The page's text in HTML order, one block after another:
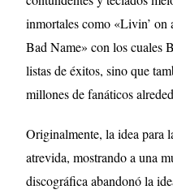
inmortales como «Livin’ on
Bad Name» con los cuales
listas de éxitos, sino que
millones de fanáticos
Originalmente, la idea para
atrevida, mostrando a una
discográfica abandonó la